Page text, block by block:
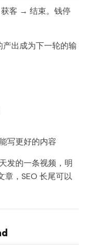
客 → 结束。钱停
出成为下一轮的输
写更好的内容
发的一条视频，明
章，SEO 长尾可以